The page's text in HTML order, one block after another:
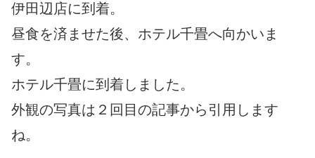
伊田辺店に到着。
昼食を済ませた後、ホテル千畳へ向かいま
す。
ホテル千畳に到着しました。
外観の写真は２回目の記事から引用します
ね。